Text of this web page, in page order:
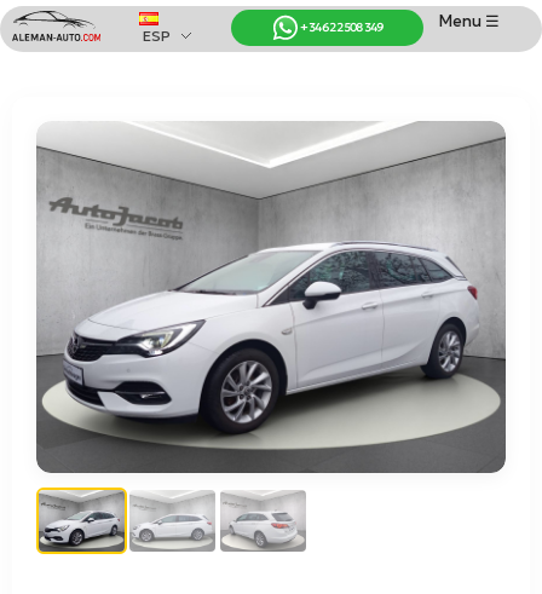
Coches de Alemania
Importación de Coches de Alemania
Menu ☰
+34 622 508 349
ESP